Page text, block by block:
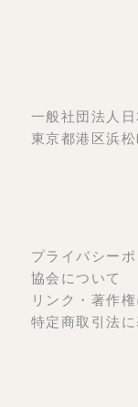
一般社団法人
東京都港区浜
プライバシー
協会について
リンク・著作
特定商取引法